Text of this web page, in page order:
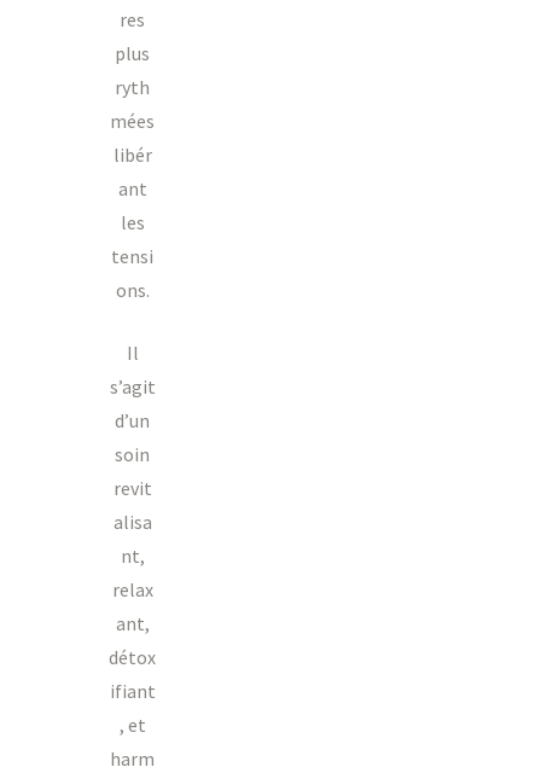
res
plus
ryth
mées
libér
ant
les
tensi
ons.
Il
s’agit
d’un
soin
revit
alisa
nt,
relax
ant,
détox
ifiant
, et
harm